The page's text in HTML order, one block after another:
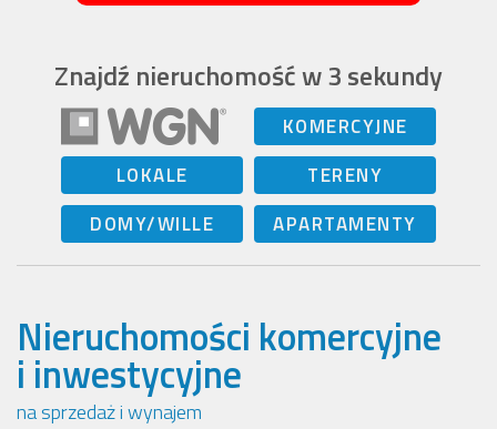
Znajdź nieruchomość w 3 sekundy
KOMERCYJNE
LOKALE
TERENY
DOMY/WILLE
APARTAMENTY
Nieruchomości komercyjne
i inwestycyjne
na sprzedaż i wynajem